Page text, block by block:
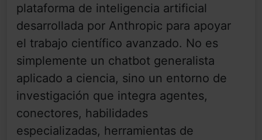
plataforma de inteligencia artificial
desarrollada por Anthropic para apoyar
el trabajo científico avanzado. No es
simplemente un chatbot generalista
aplicado a ciencia, sino un entorno de
investigación que integra agentes,
conectores, habilidades
especializadas, herramientas de